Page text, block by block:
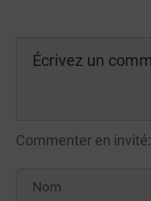
Commenter en invité: